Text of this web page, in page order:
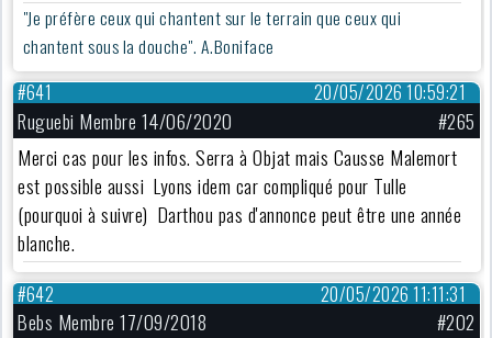
"Je préfère ceux qui chantent sur le terrain que ceux qui
chantent sous la douche". A.Boniface
20/05/2026 10:59:21
#641
Ruguebi Membre 14/06/2020
#265
Merci cas pour les infos. Serra à Objat mais Causse Malemort
est possible aussi Lyons idem car compliqué pour Tulle
(pourquoi à suivre) Darthou pas d'annonce peut être une année
blanche.
20/05/2026 11:11:31
#642
Bebs Membre 17/09/2018
#202